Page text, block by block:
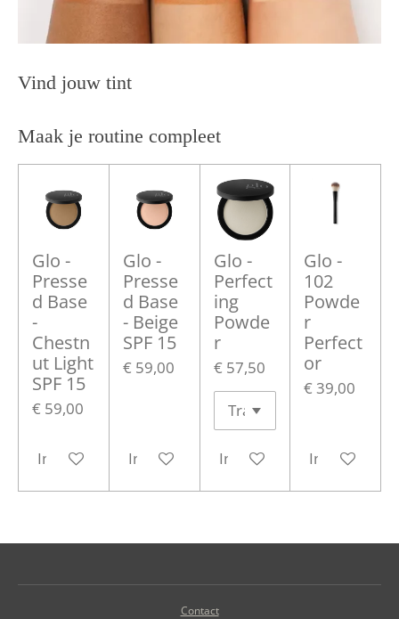
Vind jouw tint
Maak je routine compleet
Glo -
Presse
d Base
-
Chestn
ut Light
SPF 15
€ 59,00
In winkelwagen
Glo -
Presse
d Base
- Beige
SPF 15
€ 59,00
In winkelwagen
Glo -
Perfect
ing
Powde
r
€ 57,50
In winkelwagen
Glo -
102
Powde
r
Perfect
or
€ 39,00
In
Contact